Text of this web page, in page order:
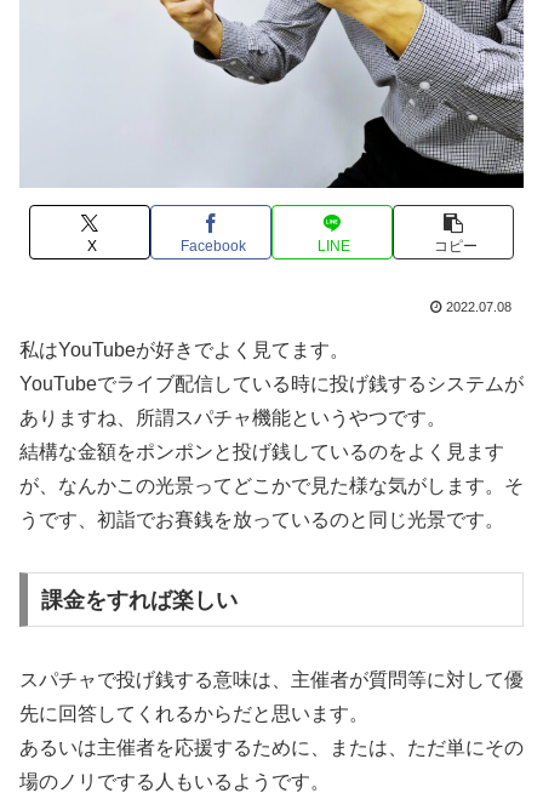
X Facebook LINE コピー
2022.07.08
私はYouTubeが好きでよく見てます。
YouTubeでライブ配信している時に投げ銭するシステムが
ありますね、所謂スパチャ機能というやつです。
結構な金額をポンポンと投げ銭しているのをよく見ます
が、なんかこの光景ってどこかで見た様な気がします。そ
うです、初詣でお賽銭を放っているのと同じ光景です。
課金をすれば楽しい
スパチャで投げ銭する意味は、主催者が質問等に対して優
先に回答してくれるからだと思います。
あるいは主催者を応援するために、または、ただ単にその
場のノリでする人もいるようです。